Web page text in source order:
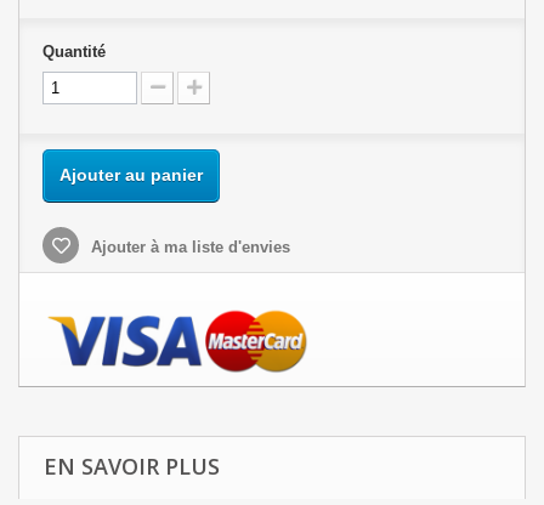
Quantité
Ajouter au panier
Ajouter à ma liste d'envies
EN SAVOIR PLUS